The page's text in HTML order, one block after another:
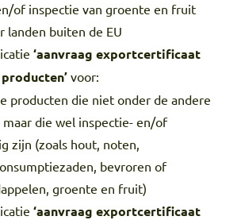
of inspectie van groente en fruit
landen buiten de EU
‘aanvraag exportcertificaat
voor:
producten die niet onder de andere
die wel inspectie- en/of
zijn (zoals hout, noten,
bevroren of
groente en fruit)
‘aanvraag exportcertificaat